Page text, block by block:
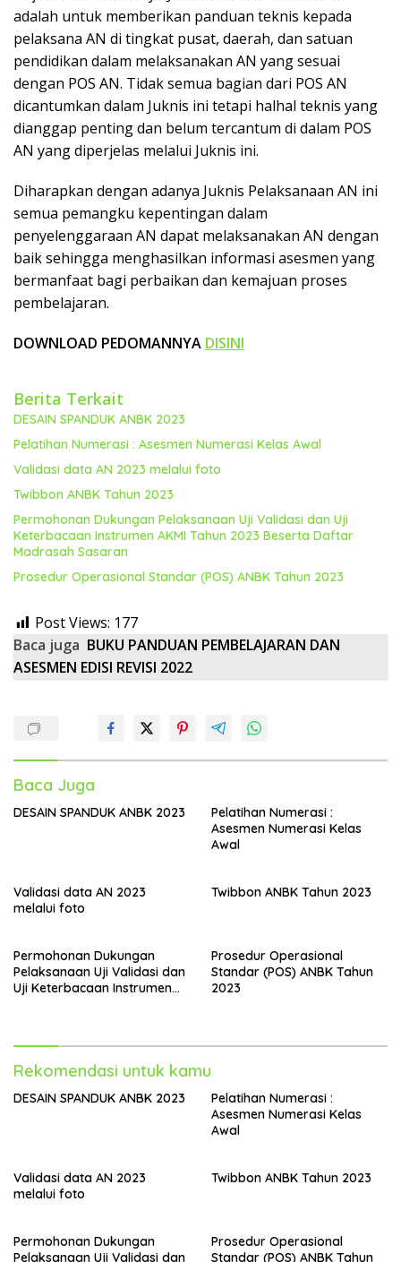
adalah untuk memberikan panduan teknis kepada
pelaksana AN di tingkat pusat, daerah, dan satuan
pendidikan dalam melaksanakan AN yang sesuai
dengan POS AN. Tidak semua bagian dari POS AN
dicantumkan dalam Juknis ini tetapi halhal teknis yang
dianggap penting dan belum tercantum di dalam POS
AN yang diperjelas melalui Juknis ini.
Diharapkan dengan adanya Juknis Pelaksanaan AN ini
semua pemangku kepentingan dalam
penyelenggaraan AN dapat melaksanakan AN dengan
baik sehingga menghasilkan informasi asesmen yang
bermanfaat bagi perbaikan dan kemajuan proses
pembelajaran.
DOWNLOAD PEDOMANNYA DISINI
Berita Terkait
DESAIN SPANDUK ANBK 2023
Pelatihan Numerasi : Asesmen Numerasi Kelas Awal
Validasi data AN 2023 melalui foto
Twibbon ANBK Tahun 2023
Permohonan Dukungan Pelaksanaan Uji Validasi dan Uji
Keterbacaan Instrumen AKMI Tahun 2023 Beserta Daftar
Madrasah Sasaran
Prosedur Operasional Standar (POS) ANBK Tahun 2023
Post Views: 177
Baca juga BUKU PANDUAN PEMBELAJARAN DAN
ASESMEN EDISI REVISI 2022
Baca Juga
DESAIN SPANDUK ANBK 2023
Pelatihan Numerasi :
Asesmen Numerasi Kelas
Awal
Validasi data AN 2023
melalui foto
Twibbon ANBK Tahun 2023
Permohonan Dukungan
Pelaksanaan Uji Validasi dan
Uji Keterbacaan Instrumen
Prosedur Operasional
Standar (POS) ANBK Tahun
2023
Rekomendasi untuk kamu
DESAIN SPANDUK ANBK 2023
Pelatihan Numerasi :
Asesmen Numerasi Kelas
Awal
Validasi data AN 2023
melalui foto
Twibbon ANBK Tahun 2023
Permohonan Dukungan
Pelaksanaan Uji Validasi dan
Prosedur Operasional
Standar (POS) ANBK Tahun